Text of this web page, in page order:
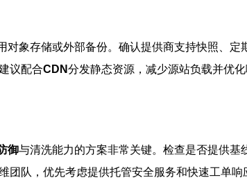
象存储或外部备份。确认提供商支持快照、
议配合CDN分发静态资源，减少源站负载并优
御与清洗能力的方案非常关键。检查是否提供基
队，优先考虑提供托管安全服务和快速工单